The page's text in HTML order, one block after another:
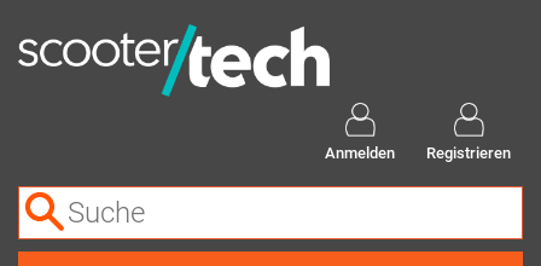
Anmelden Registrieren